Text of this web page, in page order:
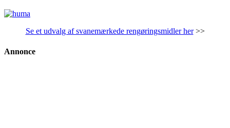
Se et udvalg af svanemærkede rengøringsmidler her>>
Annonce